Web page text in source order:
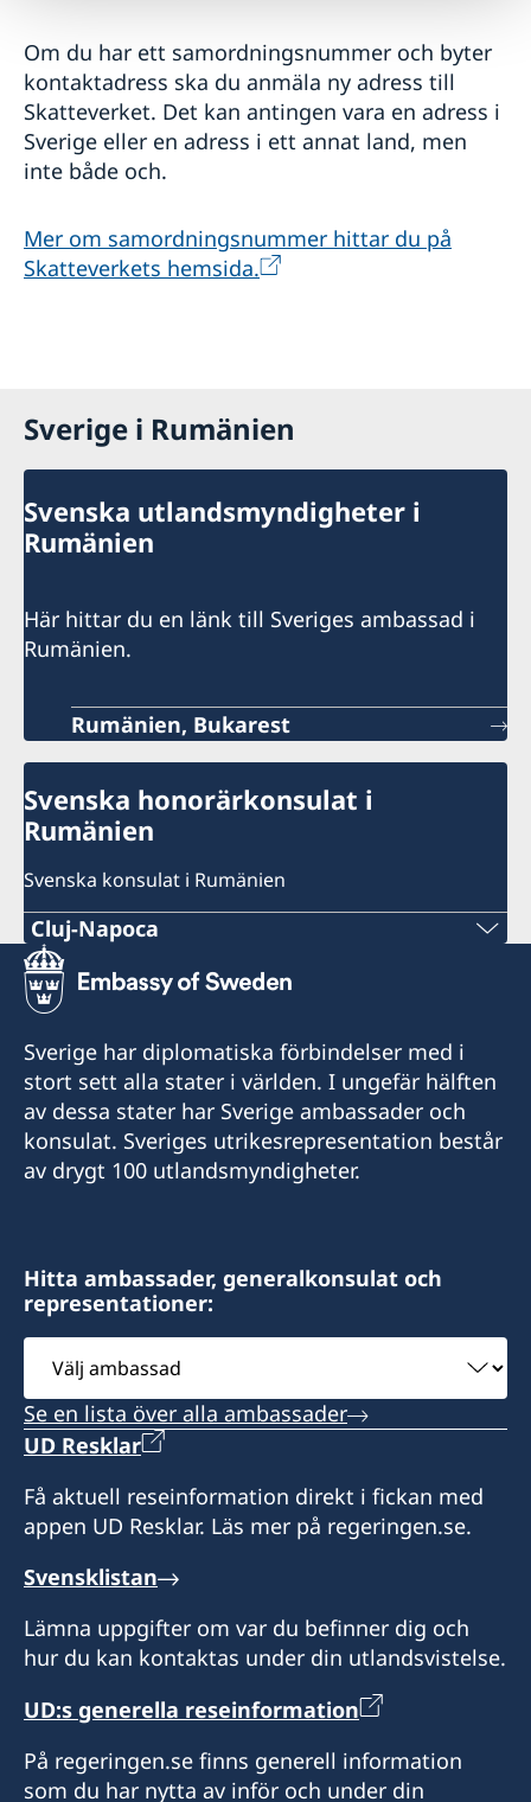
Om du har ett samordningsnummer och byter
kontaktadress ska du anmäla ny adress till
Skatteverket. Det kan antingen vara en adress i
Sverige eller en adress i ett annat land, men
inte både och.
Mer om samordningsnummer hittar du på
Skatteverkets hemsida.
Sverige i Rumänien
Svenska utlandsmyndigheter i
Rumänien
Här hittar du en länk till Sveriges ambassad i
Rumänien.
Rumänien, Bukarest
Svenska honorärkonsulat i
Rumänien
Svenska konsulat i Rumänien
Cluj-Napoca
Sveriges Honorärkonsulat
+40 720 660620
info@consulateofswedencluj.org
carl.widell@consulateofswedencluj.org
Sveriges honorärkonsulat / Consulate of
Expeditionstid:
måndag-fredag. Ring för tidsbokning.
Honorärkonsul
Carl Widell
Sverige har diplomatiska förbindelser med i
stort sett alla stater i världen. I ungefär hälften
av dessa stater har Sverige ambassader och
konsulat. Sveriges utrikesrepresentation består
av drygt 100 utlandsmyndigheter.
Hitta ambassader, generalkonsulat och
representationer:
Välj
ambassad
Se en lista över alla ambassader
UD Resklar
Få aktuell reseinformation direkt i fickan med
appen UD Resklar. Läs mer på regeringen.se.
Svensklistan
Lämna uppgifter om var du befinner dig och
hur du kan kontaktas under din utlandsvistelse.
UD:s generella reseinformation
På regeringen.se finns generell information
som du har nytta av inför och under din